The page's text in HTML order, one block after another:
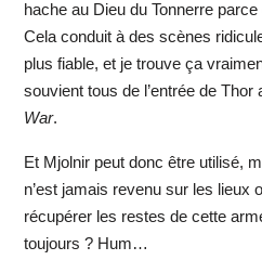
hache au Dieu du Tonnerre
Cela conduit à des scènes
plus fiable, et je trouve ça
souvient tous de l’entrée de Thor
War.
Et Mjolnir peut donc être utilisé,
n’est jamais revenu sur les lieux
récupérer les restes de cette
toujours ? Hum…